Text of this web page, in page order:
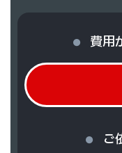
費用
ご